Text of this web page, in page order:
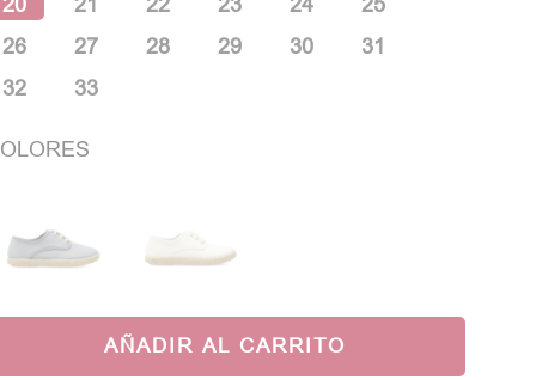
26
27 28 29 30
31
32
33
AÑADIR AL CARRITO